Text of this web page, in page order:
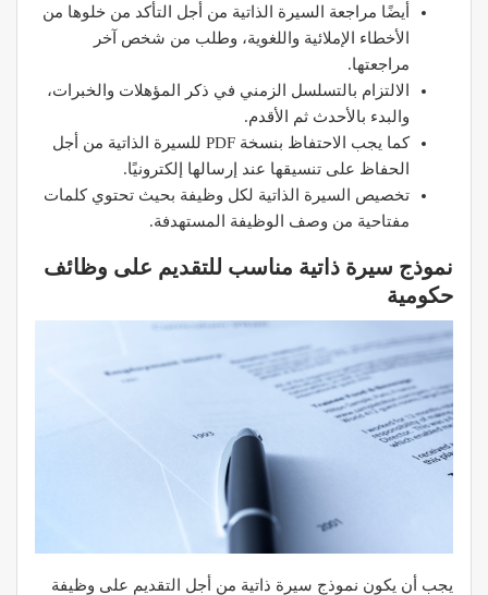
أيضًا مراجعة السيرة الذاتية من أجل التأكد من خلوها من
الأخطاء الإملائية واللغوية، وطلب من شخص آخر
مراجعتها.
الالتزام بالتسلسل الزمني في ذكر المؤهلات والخبرات،
والبدء بالأحدث ثم الأقدم.
كما يجب الاحتفاظ بنسخة PDF للسيرة الذاتية من أجل
الحفاظ على تنسيقها عند إرسالها إلكترونيًا.
تخصيص السيرة الذاتية لكل وظيفة بحيث تحتوي كلمات
مفتاحية من وصف الوظيفة المستهدفة.
نموذج سيرة ذاتية مناسب للتقديم على وظائف
حكومية
يجب أن يكون نموذج سيرة ذاتية من أجل التقديم على وظيفة